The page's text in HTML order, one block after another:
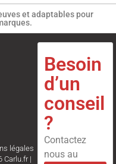
et adaptables pour
légales
Carlu.fr |
Besoin
d’un
conseil
?
Contactez
nous au